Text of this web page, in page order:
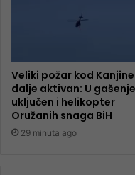
Veliki požar kod
dalje aktivan: U gašenje
uključen i helikopter
Oružanih snaga BiH
29 minuta ago